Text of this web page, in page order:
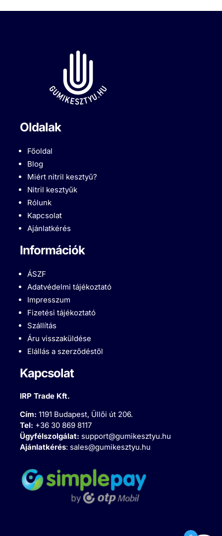
Oldalak
Főoldal
Blog
Miért nitril kesztyű?
Nitril kesztyűk
Rólunk
Kapcsolat
Ajánlatkérés
Információk
ÁSZF
Adatvédelmi tájékoztató
Impresszum
Fizetési tájékoztató
Szállítás
Áru visszaküldése
Elállás a szerződéstől
Kapcsolat
IRP Trade Kft.
Cím:1191 Budapest, Üllői út 206.
Tel: +36 30 869 8117
Ügyfélszolgálat: support@gumikesztyu.hu
Ajánlatkérés: sales@gumikesztyu.hu